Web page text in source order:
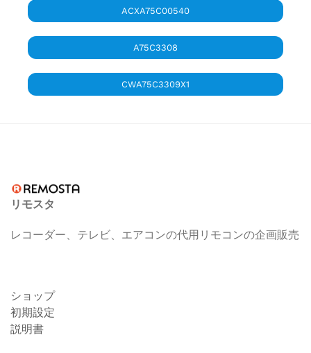
ACXA75C00540
A75C3308
CWA75C3309X1
リモスタ
レコーダー、テレビ、エアコンの代用リモコンの企画販売
ショップ
初期設定
説明書